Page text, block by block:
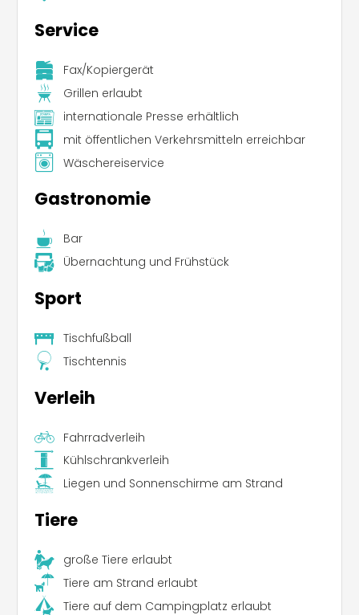
Service
Fax/Kopiergerät
Grillen erlaubt
internationale Presse erhältlich
mit öffentlichen Verkehrsmitteln erreichbar
Wäschereiservice
Gastronomie
Bar
Übernachtung und Frühstück
Sport
Tischfußball
Tischtennis
Verleih
Fahrradverleih
Kühlschrankverleih
Liegen und Sonnenschirme am Strand
Tiere
große Tiere erlaubt
Tiere am Strand erlaubt
Tiere auf dem Campingplatz erlaubt